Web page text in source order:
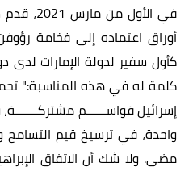
في
أوراق اعتماده إلى فخامة
كأول سفير لدولة الإمارات
كلمة له في هذه المناسبة:"
إسرائيل قواســــــم
واحدة، في ترسيخ قيم التسامح
مضى. ولا شك أن الاتفاق